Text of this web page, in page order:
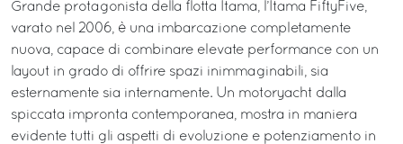
Grande protagonista della flotta Itama, l’Itama FiftyFive,
varato nel 2006, è una imbarcazione completamente
nuova, capace di combinare elevate performance con un
layout in grado di offrire spazi inimmaginabili, sia
esternamente sia internamente. Un motoryacht dalla
spiccata impronta contemporanea, mostra in maniera
evidente tutti gli aspetti di evoluzione e potenziamento in